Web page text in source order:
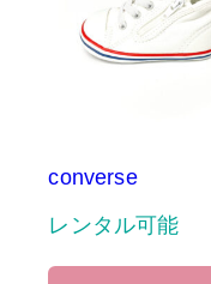
converse
レンタル可能